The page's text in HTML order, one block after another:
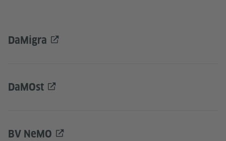
DaMigra
DaMOst
BV NeMO